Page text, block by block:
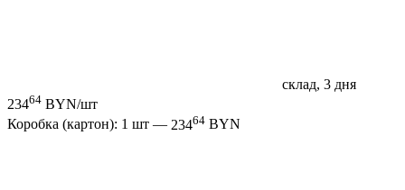
склад, 3 дня
23464 BYN/шт
Коробка (картон): 1 шт — 23464 BYN